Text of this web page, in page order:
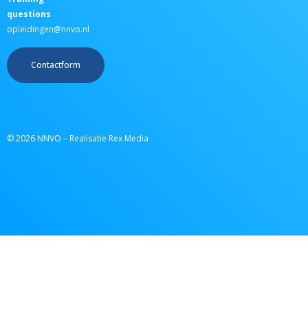
questions
opleidingen@nnvo.nl
Contactform
© 2026 NNVO – Realisatie Rex Media